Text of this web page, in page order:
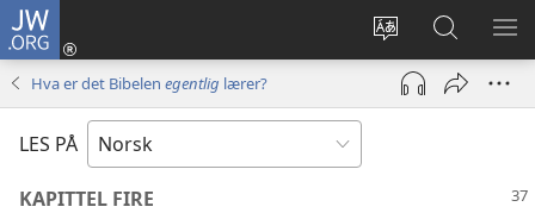
JW.ORG
Endre
språk
Logg
inn
(åpner
vindu)
Søk
på
JW.ORG
VIS
Hva er det Bibelen egentlig lærer?
LES PÅ
KAPITTEL FIRE